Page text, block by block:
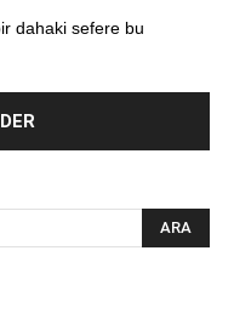
dahaki sefere bu